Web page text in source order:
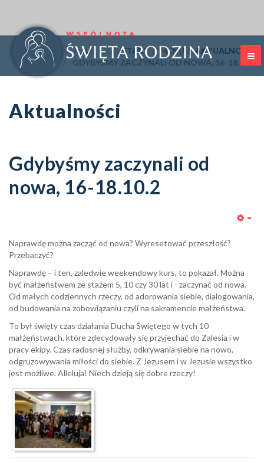
Jesteś tutaj:START MENU
AKTUALNOŚCI
GDYBYŚMY ZACZYNALI OD NOWA, 16-18.10.2
Aktualności
Gdybyśmy zaczynali od
nowa, 16-18.10.2
Naprawdę można zacząć od nowa? Wyresetować przeszłość?
Przebaczyć?
Naprawdę – i ten, zaledwie weekendowy kurs, to pokazał. Można
być małżeństwem ze stażem 5, 10 czy 30 lat i - zaczynać od nowa.
Od małych codziennych rzeczy, od adorowania siebie, dialogowania,
od budowania na zobowiązaniu czyli na sakramencie małżeństwa.
To był święty czas działania Ducha Świętego w tych 10
małżeństwach, które zdecydowały się przyjechać do Zalesia i w
pracy ekipy. Czas radosnej służby, odkrywania siebie na nowo,
odgruzowywania miłości do siebie. Z Jezusem i w Jezusie wszystko
jest możliwe. Alleluja! Niech dzieją się dobre rzeczy!